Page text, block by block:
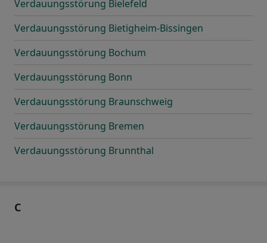
Verdauungsstörung Bielefeld
Verdauungsstörung Bietigheim-Bissingen
Verdauungsstörung Bochum
Verdauungsstörung Bonn
Verdauungsstörung Braunschweig
Verdauungsstörung Bremen
Verdauungsstörung Brunnthal
C